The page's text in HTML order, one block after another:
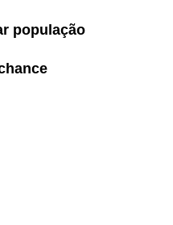
população